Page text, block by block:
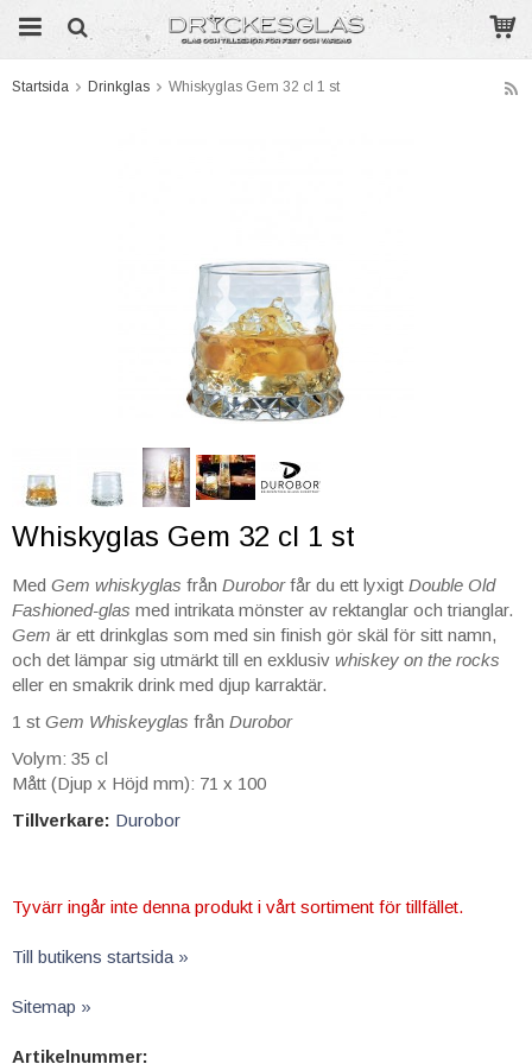
Startsida Drinkglas Whiskyglas Gem 32 cl 1 st
Whiskyglas Gem 32 cl 1 st
Med Gem whiskyglas från Duroborfår du ett lyxigt Double Old
Fashioned-glas med intrikata mönster av rektanglar och trianglar.
Gem är ett drinkglas som med sin finish gör skäl för sitt namn,
och det lämpar sig utmärkt till en exklusiv whiskey on the rocks
eller en smakrik drink med djup karraktär.
1 st Gem Whiskeyglas från Durobor
Volym: 35 cl
Mått (Djup x Höjd mm): 71 x 100
Tillverkare: Durobor
Tyvärr ingår inte denna produkt i vårt sortiment för tillfället.
Till butikens startsida »
Sitemap »
Artikelnummer: